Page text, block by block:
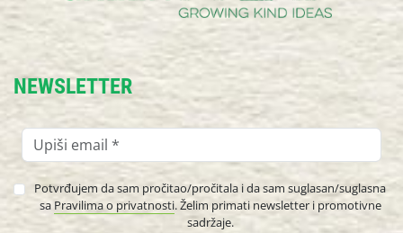
NEWSLETTER
Potvrđujem da sam pročitao/pročitala i da sam suglasan/suglasna
sa Pravilima o privatnosti. Želim primati newsletter i promotivne
sadržaje.